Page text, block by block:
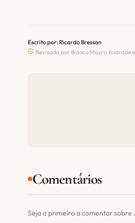
Escrito por: Ricardo Bressan
Revisado por Bianca Mayra Andrade
Comentários
Seja o primeiro a comentar sobre